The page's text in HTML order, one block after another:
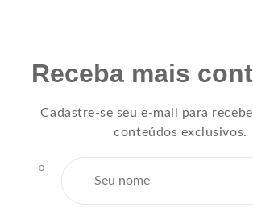
Receba mais
Cadastre-se seu e-mail para
conteúdos exclusivos.